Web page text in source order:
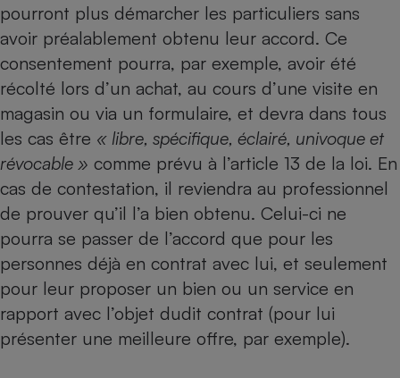
pourront plus démarcher les particuliers sans
avoir préalablement obtenu leur accord. Ce
consentement pourra, par exemple, avoir été
récolté lors d’un achat, au cours d’une visite en
magasin ou via un formulaire, et devra dans tous
les cas être « libre, spécifique, éclairé, univoque et
révocable » comme prévu à l’article 13 de la loi. En
cas de contestation, il reviendra au professionnel
de prouver qu’il l’a bien obtenu. Celui-ci ne
pourra se passer de l’accord que pour les
personnes déjà en contrat avec lui, et seulement
pour leur proposer un bien ou un service en
rapport avec l’objet dudit contrat (pour lui
présenter une meilleure offre, par exemple).
Climatiseur -
Ventilateur
Cafetière à expressos
Antivirus
Climatiseur -
Ventilateur